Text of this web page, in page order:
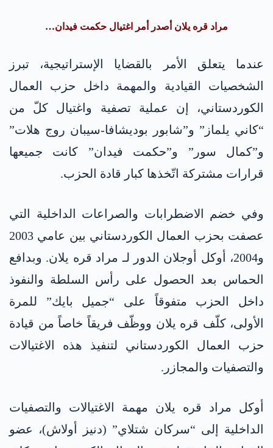
مراد قره يلان أصدر أمر اغتيال حكمت فيدان…
عندما يتعلق الأمر بالقضايا الإستراتيجية، تبرز
الشخصيات القيادية والمهمة داخل حزب العمال
الكوردستاني، إن عملية تصفية واغتيال كلّ من
“كاني يلماز” و”شابور بوديشافا-سيبان روج هلات”
و”كمال سور” و”حكمت فيدان” كانت جميعها
قرارات مشتركة اتّخذها كبار قادة الحزب.
وفي خضم الاضطرابات والصراعات الداخلية التي
عصفت بحزب العمال الكوردستاني بين عامي 2003
و2004، أوكل أوجلان الدور لـ مراد قره يلان. وبدافع
الحماس بعد الحصول على رأس السلطة والنفوذ
داخل الحزب متفوقاً على “جميل بايك” للمرة
الأولى، كلّف قره يلان ووظّف فريقاً خاصاً من قيادة
حزب العمال الكوردستاني لتنفيذ هذه الاغتيالات
والتصفيات والمجازر.
أوكل مراد قره يلان مهمة الاغتيالات والتصفيات
الداخلية إلى “سركان شتلاي” (دنيز أولاش)، عضو